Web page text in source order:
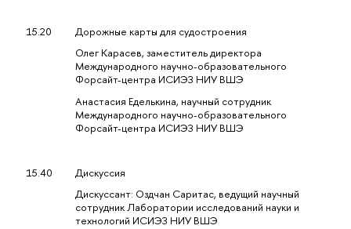
15.20
Дорожные карты для судостроения
Олег Карасев, заместитель директора
Международного научно-образовательного
Форсайт-центра ИСИЭЗ НИУ ВШЭ
Анастасия Еделькина, научный сотрудник
Международного научно-образовательного
Форсайт-центра ИСИЭЗ НИУ ВШЭ
15.40
Дискуссия
Дискуссант: Оздчан Саритас, ведущий научный
сотрудник Лаборатории исследований науки и
технологий ИСИЭЗ НИУ ВШЭ